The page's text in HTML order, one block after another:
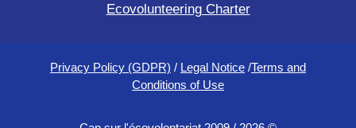
Ecovolunteering Charter
Privacy Policy (GDPR) / Legal Notice /Terms and
Conditions of Use